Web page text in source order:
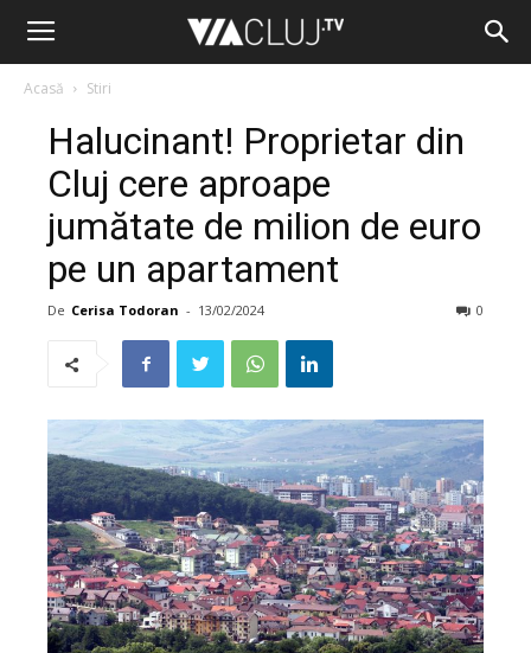
Acasă Stiri
Halucinant! Proprietar din
Cluj cere aproape
jumătate de milion de euro
pe un apartament
De Cerisa Todoran - 13/02/2024 0